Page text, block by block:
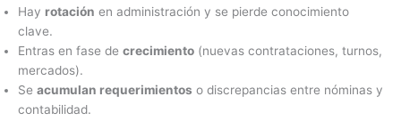
Hay rotación en administración y se pierde conocimiento
clave.
Entras en fase de crecimiento (nuevas contrataciones, turnos,
mercados).
Se acumulan requerimientos o discrepancias entre nóminas y
contabilidad.